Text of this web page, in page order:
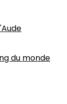
du monde